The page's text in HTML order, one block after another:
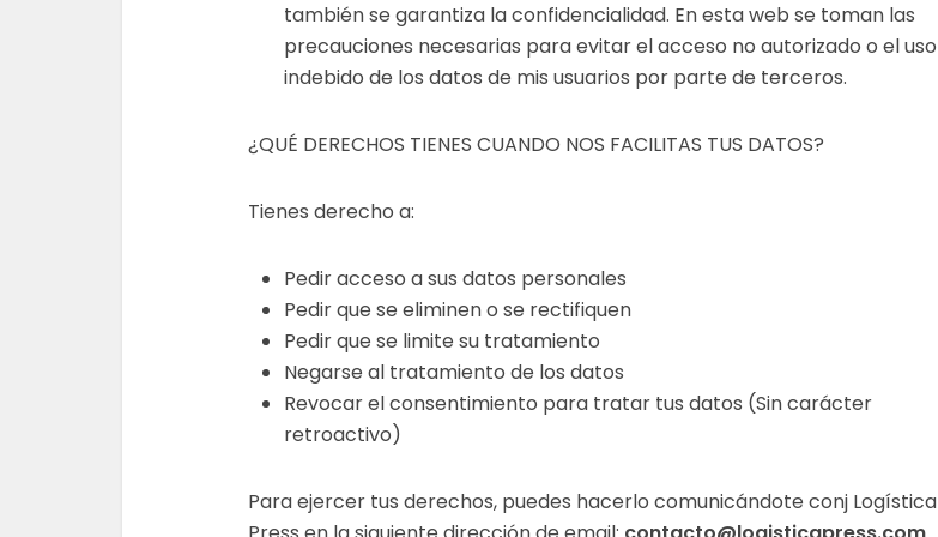
también se garantiza la confidencialidad. En esta web se toman las
precauciones necesarias para evitar el acceso no autorizado o el uso
indebido de los datos de mis usuarios por parte de terceros.
¿QUÉ DERECHOS TIENES CUANDO NOS FACILITAS TUS DATOS?
Tienes derecho a:
Pedir acceso a sus datos personales
Pedir que se eliminen o se rectifiquen
Pedir que se limite su tratamiento
Negarse al tratamiento de los datos
Revocar el consentimiento para tratar tus datos (Sin carácter
retroactivo)
Para ejercer tus derechos, puedes hacerlo comunicándote conj Logística